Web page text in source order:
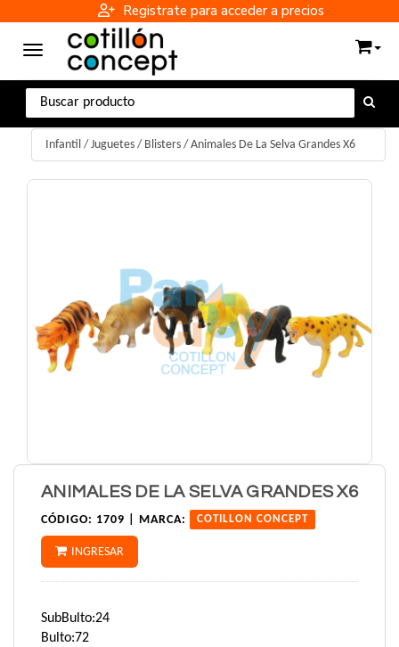
Registrate para acceder a precios
Toggle navigation
Infantil / Juguetes / Blisters / Animales De La Selva Grandes X6
ANIMALES DE LA SELVA GRANDES X6
CÓDIGO: 1709 | MARCA: COTILLON CONCEPT
INGRESAR
SubBulto:24
Bulto:72